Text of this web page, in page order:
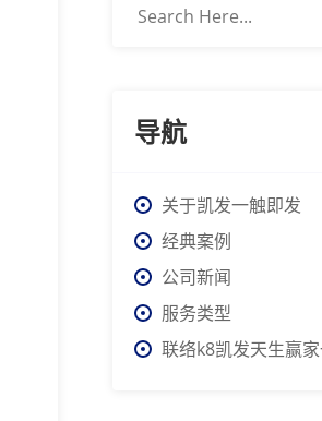
导航
关于凯发一触即发
经典案例
公司新闻
服务类型
联络k8凯发天生赢